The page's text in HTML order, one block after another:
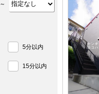
～
5分以内
15分以内